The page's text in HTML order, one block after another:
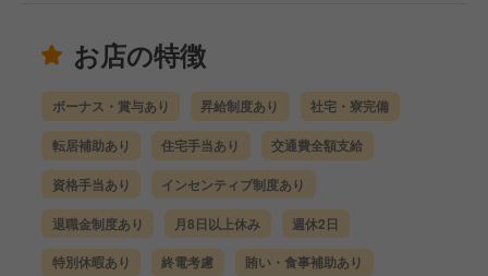
お店の特徴
ボーナス・賞与あり 昇給制度あり 社宅・寮完備
転居補助あり 住宅手当あり 交通費全額支給
資格手当あり インセンティブ制度あり
退職金制度あり 月8日以上休み 週休2日
特別休暇あり 終電考慮 賄い・食事補助あり